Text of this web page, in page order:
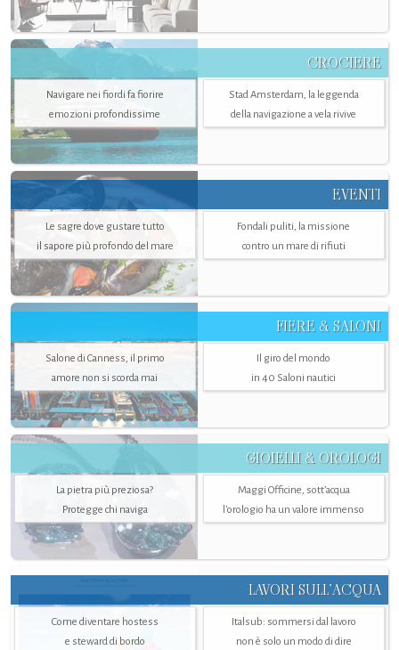
CROCIERE
Navigare nei fiordi fa fiorire
emozioni profondissime
Stad Amsterdam, la leggenda
della navigazione a vela rivive
EVENTI
Le sagre dove gustare tutto
il sapore più profondo del mare
Fondali puliti, la missione
contro un mare di rifiuti
FIERE & SALONI
Salone di Canness, il primo
amore non si scorda mai
Il giro del mondo
in 40 Saloni nautici
GIOIELLI & OROLOGI
La pietra più preziosa?
Protegge chi naviga
Maggi Officine, sott’acqua
l'orologio ha un valore immenso
LAVORI SULL’ACQUA
Come diventare hostess
e steward di bordo
Italsub: sommersi dal lavoro
non è solo un modo di dire